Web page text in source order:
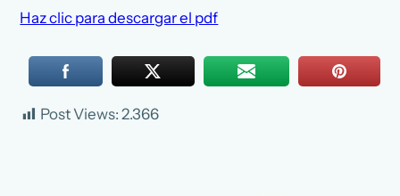
Haz clic para descargar el pdf
Post Views: 2.366